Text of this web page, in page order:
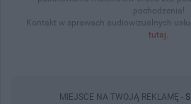
pochodzenia!
Kontakt w sprawach audiowizualnych
tutaj.
MIEJSCE NA TWOJĄ REKLAMĘ -